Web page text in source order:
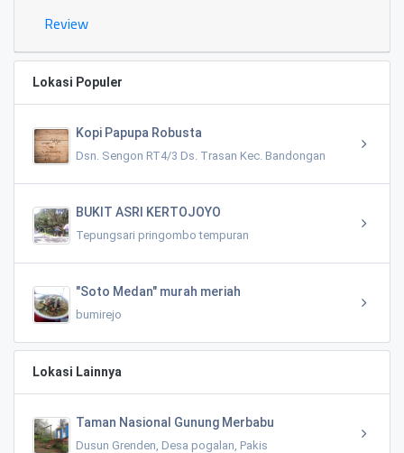
Review
Lokasi Populer
Kopi Papupa Robusta
Dsn. Sengon RT4/3 Ds. Trasan Kec. Bandongan
BUKIT ASRI KERTOJOYO
Tepungsari pringombo tempuran
"Soto Medan" murah meriah
bumirejo
Lokasi Lainnya
Taman Nasional Gunung Merbabu
Dusun Grenden, Desa pogalan, Pakis